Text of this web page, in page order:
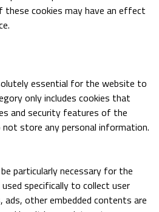
cookies may have an effect
essential for the website to
only includes cookies that
and security features of the
store any personal information.
particularly necessary for the
specifically to collect user
ads, other embedded contents are